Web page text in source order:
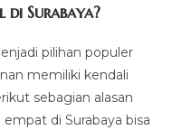
di Surabaya?
pilihan populer
memiliki kendali
sebagian alasan
di Surabaya bisa